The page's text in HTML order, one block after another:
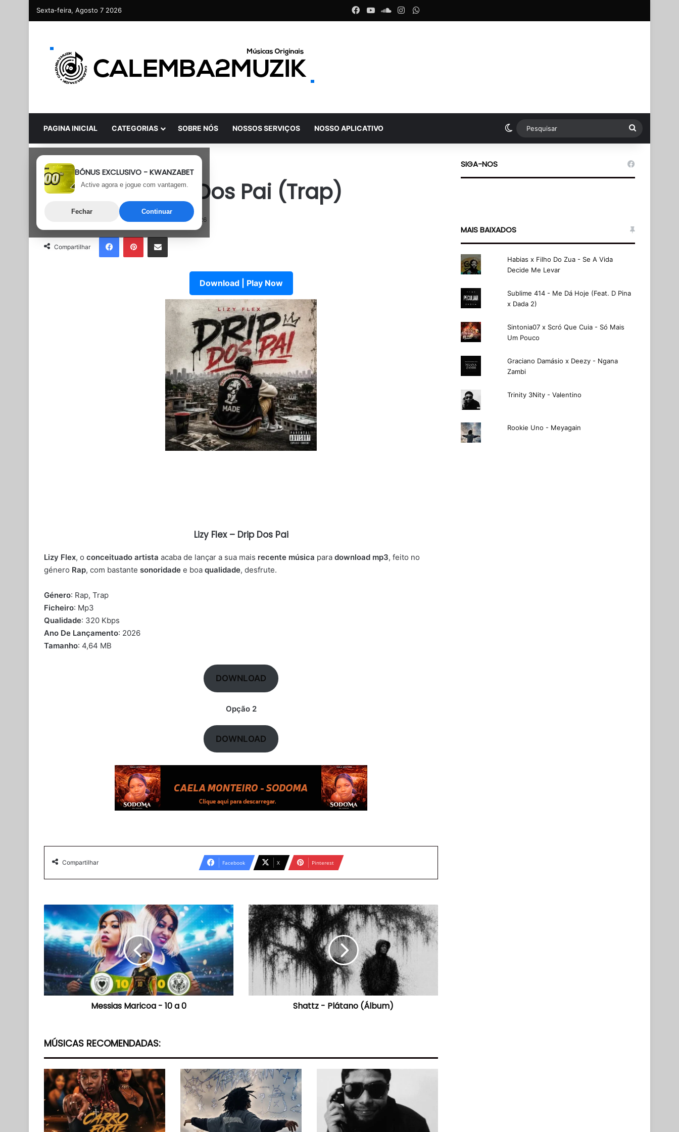
Sexta-feira, Agosto 7 2026 Facebook
YouTubeSoundCloud
Instagram
PAGINA INICIAL CATEGORIAS SOBRE NÓS NOSSOS SERVIÇOS NOSSO APLICATIVO Switch skin Pesquisar
BÓNUS EXCLUSIVO - KWANZABET
Active agora e jogue com vantagem.
Fechar Continuar
Rap Semanal
Lizy Flex – Drip Dos Pai (Trap)
Última atualização: 2 de Julho, 2026
Compartilhar
FacebookPinterestPartilhar Via Email
Download | Play Now
Lizy Flex – Drip Dos Pai
Lizy Flex, o conceituado artista acaba de lançar a sua mais recente música para download mp3, feito no
género Rap, com bastante sonoridade e boa qualidade, desfrute.
Género: Rap, Trap
Ficheiro: Mp3
Qualidade: 320 Kbps
Ano De Lançamento: 2026
Tamanho: 4,64 MB
DOWNLOAD
Opção 2
DOWNLOAD
Compartilhar Facebook X Pinterest
Messias
Maricoa
-
10
a
Messias Maricoa - 10 a 0
Shattz
-
Plátano
(Álbum)
Shattz - Plátano (Álbum)
MÚSICAS RECOMENDADAS:
SIGA-NOS
MAIS BAIXADOS
Habias x Filho Do Zua - Se A Vida
Decide Me Levar
Sublime 414 - Me Dá Hoje (Feat. D Pina
x Dada 2)
Sintonia07 x Scró Que Cuia - Só Mais
Um Pouco
Graciano Damásio x Deezy - Ngana
Zambi
Trinity 3Nity - Valentino
Rookie Uno - Meyagain